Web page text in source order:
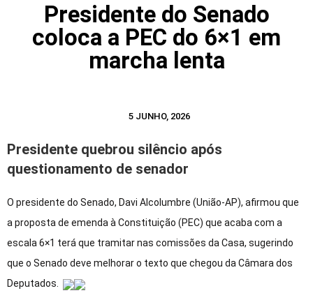
Presidente do Senado
coloca a PEC do 6×1 em
marcha lenta
5 JUNHO, 2026
Presidente quebrou silêncio após
questionamento de senador
O presidente do Senado, Davi Alcolumbre (União-AP), afirmou que
a proposta de emenda à Constituição (PEC) que acaba com a
escala 6×1 terá que tramitar nas comissões da Casa, sugerindo
que o Senado deve melhorar o texto que chegou da Câmara dos
Deputados.